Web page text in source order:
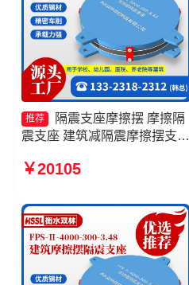
推荐
隔震支座摩擦摆 摩擦隔
震支座 建筑减隔震摩擦摆支座
3000-400-4.11源头工厂
￥20105